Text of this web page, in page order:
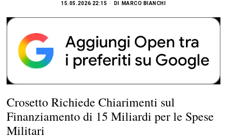
15.05.2026 22:15 DI MARCO BIANCHI
Crosetto Richiede Chiarimenti sul
Finanziamento di 15 Miliardi per le Spese
Militari